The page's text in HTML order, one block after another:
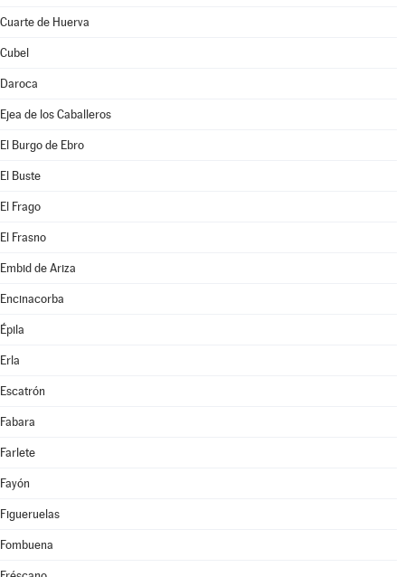
Cuarte de Huerva
Cubel
Daroca
Ejea de los Caballeros
El Burgo de Ebro
El Buste
El Frago
El Frasno
Embid de Ariza
Encinacorba
Épila
Erla
Escatrón
Fabara
Farlete
Fayón
Figueruelas
Fombuena